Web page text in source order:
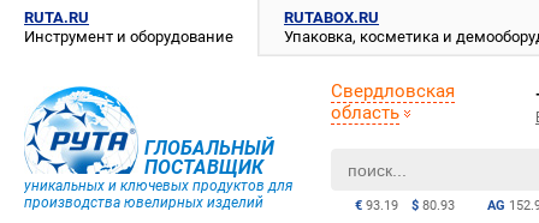
RUTA.RU
Инструмент и оборудование
RUTABOX.RU
Упаковка, косметика и
ГЛОБАЛЬНЫЙ
ПОСТАВЩИК
уникальных и ключевых продуктов для
производства ювелирных изделий
AG
€ 93.19 $ 80.93
Свердловская
область